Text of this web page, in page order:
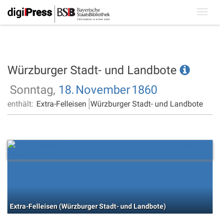
Würzburger Stadt- und Landbote
Sonntag, 18. November1860
enthält: Extra-Felleisen Würzburger Stadt- und Landbote
Extra-Felleisen (Würzburger Stadt- und Landbote)